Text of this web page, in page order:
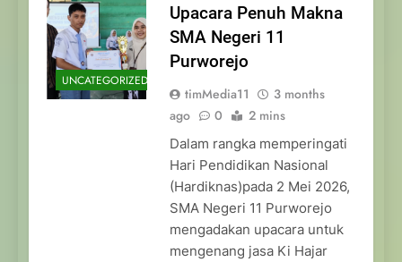
UNCATEGORIZED
Upacara Penuh Makna
SMA Negeri 11
Purworejo
timMedia11
3 months
ago
0 2 mins
Dalam rangka memperingati
Hari Pendidikan Nasional
(Hardiknas)pada 2 Mei 2026,
SMA Negeri 11 Purworejo
mengadakan upacara untuk
mengenang jasa Ki Hajar